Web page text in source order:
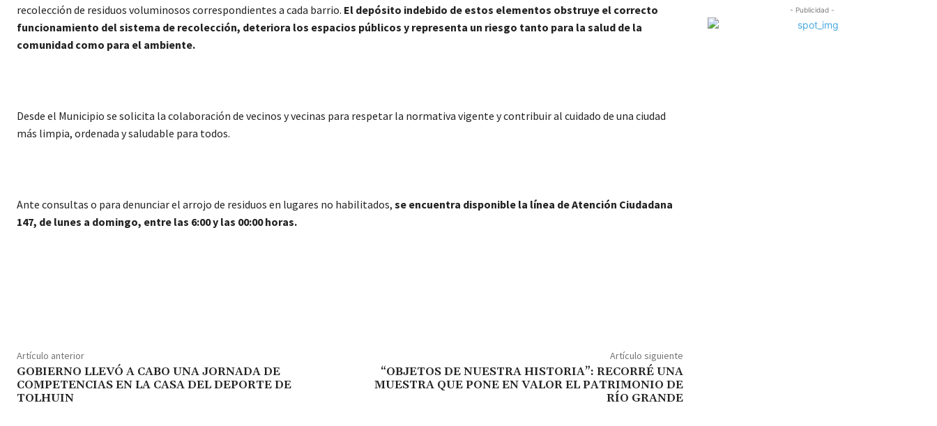
recolección de residuos voluminosos correspondientes a cada barrio. El depósito indebido de estos elementos obstruye el correcto
funcionamiento del sistema de recolección, deteriora los espacios públicos y representa un riesgo tanto para la salud de la
comunidad como para el ambiente.
Desde el Municipio se solicita la colaboración de vecinos y vecinas para respetar la normativa vigente y contribuir al cuidado de una ciudad
más limpia, ordenada y saludable para todos.
Ante consultas o para denunciar el arrojo de residuos en lugares no habilitados, se encuentra disponible la línea de Atención Ciudadana
147, de lunes a domingo, entre las 6:00 y las 00:00 horas.
Artículo anterior
GOBIERNO LLEVÓ A CABO UNA JORNADA DE
COMPETENCIAS EN LA CASA DEL DEPORTE DE
TOLHUIN
Artículo siguiente
“OBJETOS DE NUESTRA HISTORIA”: RECORRÉ UNA
MUESTRA QUE PONE EN VALOR EL PATRIMONIO DE
RÍO GRANDE
- Publicidad -